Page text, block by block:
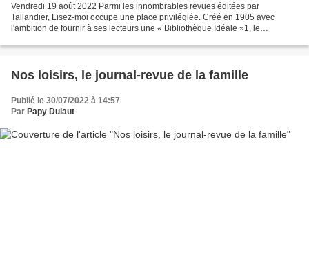
Vendredi 19 août 2022 Parmi les innombrables revues éditées par
Tallandier, Lisez-moi occupe une place privilégiée. Créé en 1905 avec
l'ambition de fournir à ses lecteurs une « Bibliothèque Idéale »1, le
Nos loisirs, le journal-revue de la famille
Publié le 30/07/2022 à 14:57
Par Papy Dulaut